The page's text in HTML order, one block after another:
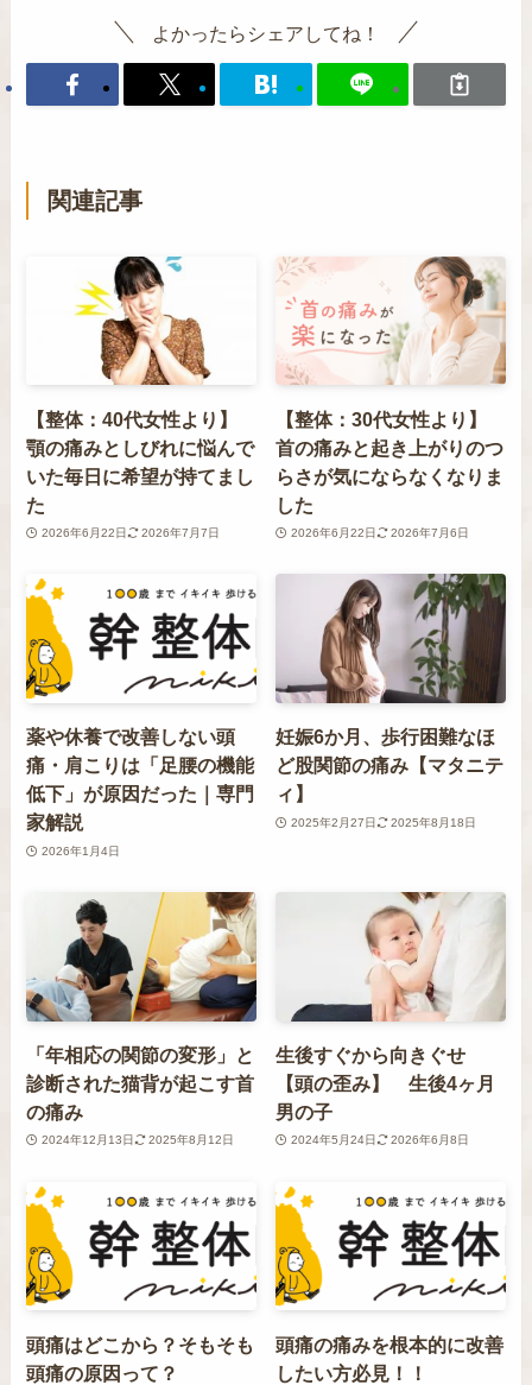
よかったらシェアしてね！
関連記事
【整体：40代女性より】
顎の痛みとしびれに悩んで
いた毎日に希望が持てまし
た
2026年6月22日 2026年7月7日
【整体：30代女性より】
首の痛みと起き上がりのつ
らさが気にならなくなりま
した
2026年6月22日 2026年7月6日
薬や休養で改善しない頭
痛・肩こりは「足腰の機能
低下」が原因だった｜専門
家解説
2026年1月4日
妊娠6か月、歩行困難なほ
ど股関節の痛み【マタニテ
ィ】
2025年2月27日 2025年8月18日
「年相応の関節の変形」と
診断された猫背が起こす首
の痛み
2024年12月13日 2025年8月12日
生後すぐから向きぐせ
【頭の歪み】 生後4ヶ月
男の子
2024年5月24日 2026年6月8日
頭痛はどこから？そもそも
頭痛の原因って？
頭痛の痛みを根本的に改善
したい方必見！！